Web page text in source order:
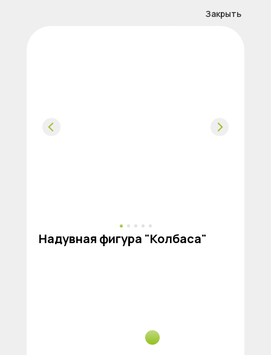
Закрыть
Надувная фигура "Колбаса"